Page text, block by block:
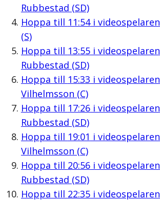
Rubbestad (SD)
Hoppa till 11:54i videospelaren
(S)
Hoppa till 13:55i videospelaren
Rubbestad (SD)
Hoppa till 15:33 i videospelaren
Vilhelmsson (C)
Hoppa till 17:26i videospelaren
Rubbestad (SD)
Hoppa till 19:01 i videospelaren
Vilhelmsson (C)
Hoppa till 20:56i videospelaren
Rubbestad (SD)
Hoppa till 22:35i videospelaren